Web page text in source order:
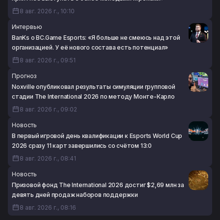
8 авг. 2026 г., 10:10
Интервью
BanKs о BC.Game Esports: «Я больше не смеюсь над этой
организацией. У её нового состава есть потенциал»
8 авг. 2026 г., 09:51
Прогноз
Noxville опубликовал результаты симуляции групповой
стадии The International 2026 по методу Монте-Карло
8 авг. 2026 г., 09:02
Новость
В первый игровой день квалификации к Esports World Cup
2026 сразу 11 карт завершились со счётом 13:0
8 авг. 2026 г., 08:41
Новость
Призовой фонд The International 2026 достиг $2,69 млн за
девять дней продаж наборов поддержки
8 авг. 2026 г., 08:16